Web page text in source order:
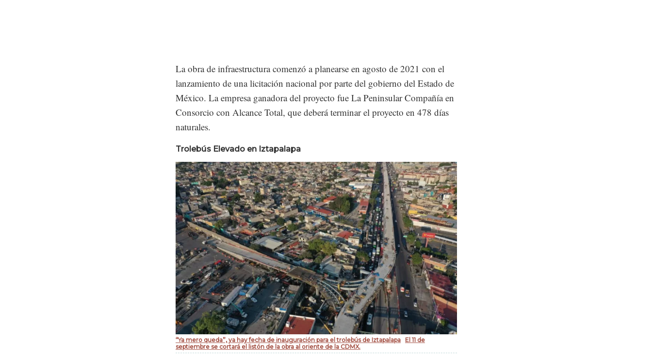
La obra de infraestructura comenzó a planearse en agosto de 2021 con el
lanzamiento de una licitación nacional por parte del gobierno del Estado de
México. La empresa ganadora del proyecto fue La Peninsular Compañía en
Consorcio con Alcance Total, que deberá terminar el proyecto en 478 días
naturales.
Trolebús Elevado en Iztapalapa
“Ya mero queda”, ya hay fecha de inauguración para el trolebús de Iztapalapa
El 11 de
septiembre se cortará el listón de la obra al oriente de la CDMX.